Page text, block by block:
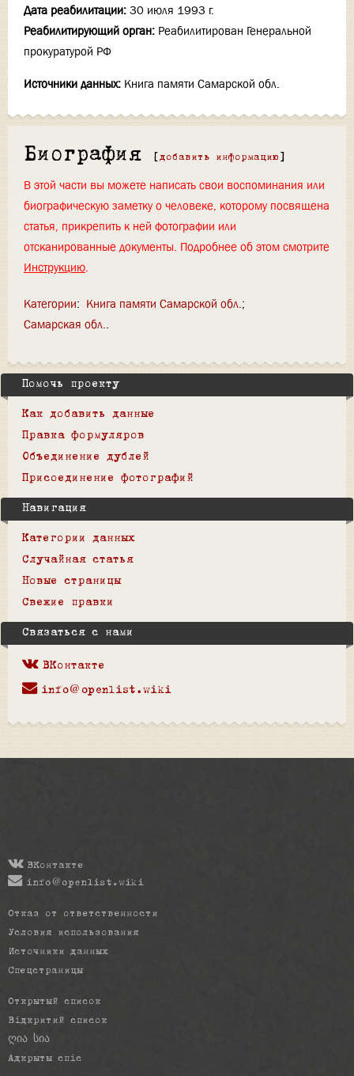
Дата реабилитации: 30 июля 1993 г.
Реабилитирующий орган: Реабилитирован Генеральной
прокуратурой РФ
Источники данных: Книга памяти Самарской обл.
Биография [ добавить информацию ]
В этой части вы можете написать свои воспоминания или
биографическую заметку о человеке, которому посвящена
статья, прикрепить к ней фотографии или
отсканированные документы. Подробнее об этом смотрите
Инструкцию.
Категории: Книга памяти Самарской обл.
Самарская обл.
Помочь проекту
Как добавить данные
Правка формуляров
Объединение дублей
Присоединение фотографий
Навигация
Категории данных
Случайная статья
Новые страницы
Свежие правки
Связаться с нами
ВКонтакте
info@openlist.wiki
ВКонтакте
info@openlist.wiki
Отказ от ответственности
Условия использования
Источники данных
Спецстраницы
Открытый список
Відкритий список
ღია სია
Адкрыты спіс